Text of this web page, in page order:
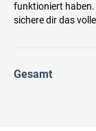
funktioniert haben.
sichere dir das
Gesamt